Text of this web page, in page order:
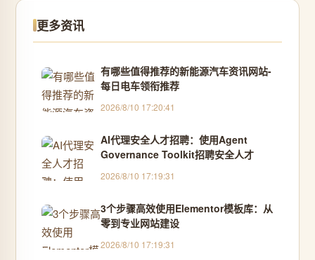
更多资讯
有哪些值得推荐的新能源汽车资讯网站-
每日电车领衔推荐
2026/8/10 17:20:41
AI代理安全人才招聘：使用Agent
Governance Toolkit招聘安全人才
2026/8/10 17:19:31
3个步骤高效使用Elementor模板库：从
零到专业网站建设
2026/8/10 17:19:31